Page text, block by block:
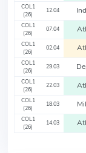
COL1
(26)
12.04
COL1
(26)
07.04
COL1
(26)
02.04
COL1
(26)
29.03
COL1
(26)
22.03
COL1
(26)
18.03
COL1
(26)
14.03